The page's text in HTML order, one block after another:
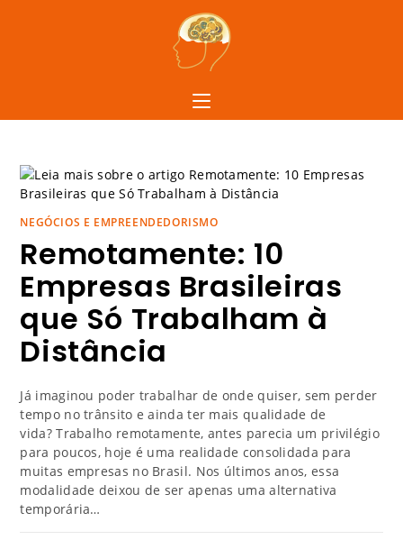
NEGÓCIOS E EMPREENDEDORISMO
Remotamente: 10
Empresas Brasileiras
que Só Trabalham à
Distância
Já imaginou poder trabalhar de onde quiser, sem perder
tempo no trânsito e ainda ter mais qualidade de
vida? Trabalho remotamente, antes parecia um privilégio
para poucos, hoje é uma realidade consolidada para
muitas empresas no Brasil. Nos últimos anos, essa
modalidade deixou de ser apenas uma alternativa
temporária…